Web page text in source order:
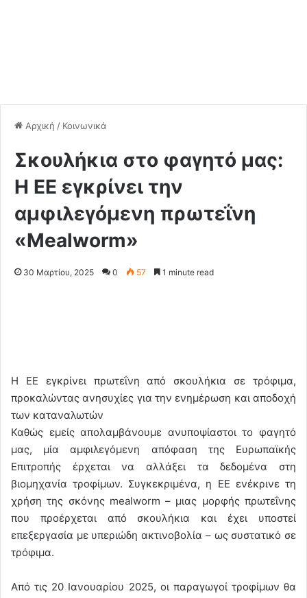
Αρχική / Κοινωνικά
Σκουλήκια στο φαγητό μας:
Η ΕΕ εγκρίνει την
αμφιλεγόμενη πρωτεΐνη
«Mealworm»
30 Μαρτίου, 2025 0 57 1 minute read
Η ΕΕ εγκρίνει πρωτεΐνη από σκουλήκια σε τρόφιμα,
προκαλώντας ανησυχίες για την ενημέρωση και αποδοχή
των καταναλωτών
Καθώς εμείς απολαμβάνουμε ανυποψίαστοι το φαγητό
μας, μία αμφιλεγόμενη απόφαση της Ευρωπαϊκής
Επιτροπής έρχεται να αλλάξει τα δεδομένα στη
βιομηχανία τροφίμων. Συγκεκριμένα, η ΕΕ ενέκρινε τη
χρήση της σκόνης mealworm – μιας μορφής πρωτεΐνης
που προέρχεται από σκουλήκια και έχει υποστεί
επεξεργασία με υπεριώδη ακτινοβολία – ως συστατικό σε
τρόφιμα.
Από τις 20 Ιανουαρίου 2025, οι παραγωγοί τροφίμων θα